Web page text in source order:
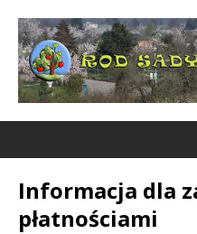
Informacja dla
płatnościami